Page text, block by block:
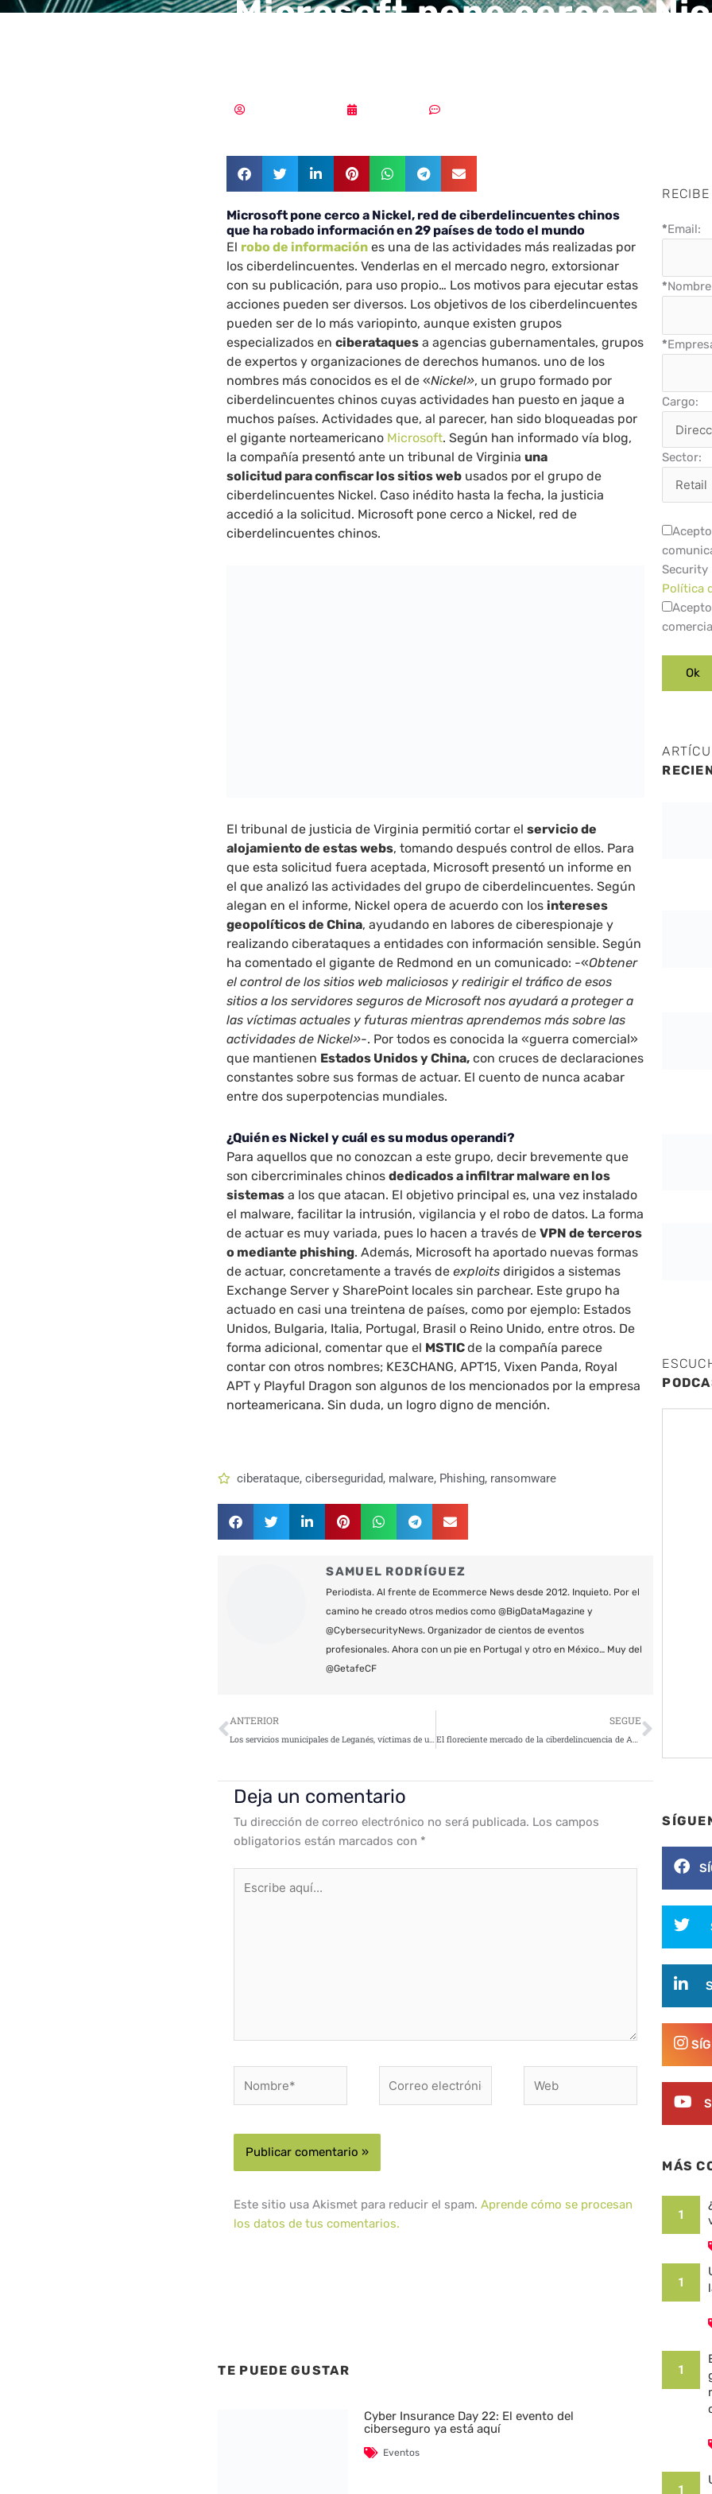
Microsoft pone cerco a
Microsoft pone cerco a Nickel, red de ciberdelincuentes chinos
que ha robado información en 29 países de todo el mundo
El robo de información es una de las actividades más realizadas por
los ciberdelincuentes. Venderlas en el mercado negro, extorsionar
con su publicación, para uso propio… Los motivos para ejecutar estas
acciones pueden ser diversos. Los objetivos de los ciberdelincuentes
pueden ser de lo más variopinto, aunque existen grupos
especializados enciberataques a agencias gubernamentales, grupos
de expertos y organizaciones de derechos humanos. uno de los
nombres más conocidos es el de «Nickel», un grupo formado por
ciberdelincuentes chinos cuyas actividades han puesto en jaque a
muchos países. Actividades que, al parecer, han sido bloqueadas por
el gigante norteamericano Microsoft. Según han informado vía blog,
la compañía presentó ante un tribunal de Virginiauna
solicitud para confiscar los sitios web usados por el grupo de
ciberdelincuentes Nickel. Caso inédito hasta la fecha, la justicia
accedió a la solicitud. Microsoft pone cerco a Nickel, red de
ciberdelincuentes chinos.
El tribunal de justicia de Virginia permitió cortar elservicio de
alojamiento de estas webs, tomando después control de ellos. Para
que esta solicitud fuera aceptada, Microsoft presentó un informe en
el que analizó las actividades del grupo de ciberdelincuentes. Según
alegan en el informe, Nickel opera de acuerdo con los intereses
geopolíticos de China, ayudando en labores de ciberespionaje y
realizando ciberataques a entidades con información sensible. Según
ha comentado el gigante de Redmond en un comunicado: -«Obtener
el control de los sitios web maliciosos y redirigir el tráfico de esos
sitios a los servidores seguros de Microsoft nos ayudará a proteger a
las víctimas actuales y futuras mientras aprendemos más sobre las
actividades de Nickel»-. Por todos es conocida la «guerra comercial»
que mantienen Estados Unidos y China, con cruces de declaraciones
constantes sobre sus formas de actuar. El cuento de nunca acabar
entre dos superpotencias mundiales.
¿Quién es Nickel y cuál es su modus operandi?
Para aquellos que no conozcan a este grupo, decir brevemente que
son cibercriminales chinosdedicados a infiltrar malware en los
sistemas a los que atacan. El objetivo principal es, una vez instalado
el malware, facilitar la intrusión, vigilancia y el robo de datos. La forma
de actuar es muy variada, pues lo hacen a través deVPN de terceros
o mediante phishing. Además, Microsoft ha aportado nuevas formas
de actuar, concretamente a través deexploits dirigidos a sistemas
Exchange Server y SharePoint locales sin parchear. Este grupo ha
actuado en casi una treintena de países, como por ejemplo: Estados
Unidos, Bulgaria, Italia, Portugal, Brasil o Reino Unido, entre otros. De
forma adicional, comentar que el MSTICde la compañía parece
contar con otros nombres; KE3CHANG, APT15, Vixen Panda, Royal
APT y Playful Dragon son algunos de los mencionados por la empresa
norteamericana. Sin duda, un logro digno de mención.
ciberataque,ciberseguridad, malware, Phishing, ransomware
SAMUEL RODRÍGUEZ
Periodista. Al frente de Ecommerce News desde 2012. Inquieto. Por el
camino he creado otros medios como @BigDataMagazine y
@CybersecurityNews. Organizador de cientos de eventos
profesionales. Ahora con un pie en Portugal y otro en México… Muy del
@GetafeCF
Ant
ANTERIOR
Los servicios municipales de Leganés, víctimas de un ciberataque
SEGUE
El floreciente mercado de la ciberdelincuencia de Acceso como Servicio impulsa los ataques de ransomware
Deja un comentario
Tu dirección de correo electrónico no será publicada. Los campos
obligatorios están marcados con *
aquí...
electrónico*
Este sitio usa Akismet para reducir el spam.Aprende cómo se procesan
los datos de tus comentarios.
TE PUEDE GUSTAR
Cyber Insurance Day 22: El evento del
ciberseguro ya está aquí
Eventos
*Email:
*
*
Cargo:
Sector:
Security
Política
MÁS
1
1
1
1